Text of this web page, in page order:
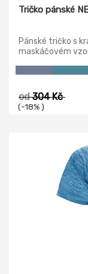
Tričko pánské
Pánské tričko s
maskáčovém
od304 Kč
(-18% )